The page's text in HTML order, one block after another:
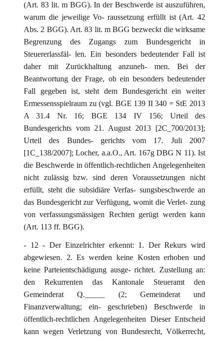
(Art. 83 lit. m BGG). In der Beschwerde ist auszuführen,
warum die jeweilige Vo- raussetzung erfüllt ist (Art. 42
Abs. 2 BGG). Art. 83 lit. m BGG bezweckt die wirksame
Begrenzung des Zugangs zum Bundesgericht in
Steuererlassfäl- len. Ein besonders bedeutender Fall ist
daher mit Zurückhaltung anzuneh- men. Bei der
Beantwortung der Frage, ob ein besonders bedeutender
Fall gegeben ist, steht dem Bundesgericht ein weiter
Ermessensspielraum zu (vgl. BGE 139 II 340 = StE 2013
A 31.4 Nr. 16; BGE 134 IV 156; Urteil des
Bundesgerichts vom 21. August 2013 [2C_700/2013];
Urteil des Bundes- gerichts vom 17. Juli 2007
[1C_138/2007]; Locher, a.a.O., Art. 167g DBG N 11). Ist
die Beschwerde in öffentlich-rechtlichen Angelegenheiten
nicht zulässig bzw. sind deren Voraussetzungen nicht
erfüllt, steht die subsidiäre Verfas- sungsbeschwerde an
das Bundesgericht zur Verfügung, womit die Verlet- zung
von verfassungsmässigen Rechten gerügt werden kann
(Art. 113 ff. BGG).
- 12 - Der Einzelrichter erkennt: 1. Der Rekurs wird
abgewiesen. 2. Es werden keine Kosten erhoben und
keine Parteientschädigung ausge- richtet. Zustellung an:
den Rekurrenten das Kantonale Steueramt den
Gemeinderat Q._____ (2; Gemeinderat und
Finanzverwaltung; ein- geschrieben) Beschwerde in
öffentlich-rechtlichen Angelegenheiten Dieser Entscheid
kann wegen Verletzung von Bundesrecht, Völkerrecht,